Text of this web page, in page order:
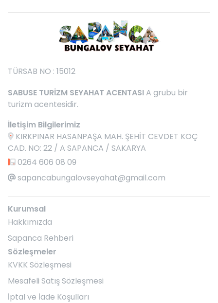
TÜRSAB NO : 15012
SABUSE TURİZM SEYAHAT ACENTASIA grubu bir
turizm acentesidir.
İletişim Bilgilerimiz
KIRKPINAR HASANPAŞA MAH. ŞEHİT CEVDET KOÇ
CAD. NO: 22 / A SAPANCA / SAKARYA
0264 606 08 09
sapancabungalovseyahat@gmail.com
Kurumsal
Hakkımızda
Sapanca Rehberi
Sözleşmeler
KVKK Sözleşmesi
Mesafeli Satış Sözleşmesi
İptal ve İade Koşulları